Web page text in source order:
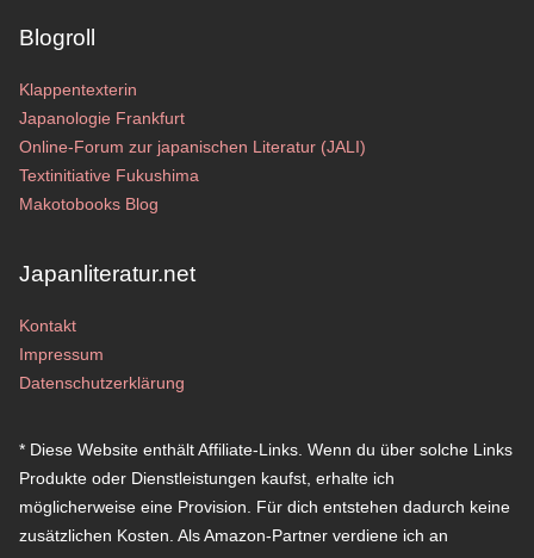
Blogroll
Klappentexterin
Japanologie Frankfurt
Online-Forum zur japanischen Literatur (JALI)
Textinitiative Fukushima
Makotobooks Blog
Japanliteratur.net
Kontakt
Impressum
Datenschutzerklärung
* Diese Website enthält Affiliate-Links. Wenn du über solche Links
Produkte oder Dienstleistungen kaufst, erhalte ich
möglicherweise eine Provision. Für dich entstehen dadurch keine
zusätzlichen Kosten. Als Amazon-Partner verdiene ich an